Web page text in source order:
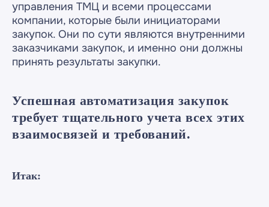
управления ТМЦ и всеми процессами
компании, которые были инициаторами
закупок. Они по сути являются внутренними
заказчиками закупок, и именно они должны
принять результаты закупки.
Успешная автоматизация закупок
требует тщательного учета всех этих
взаимосвязей и требований.
Итак: